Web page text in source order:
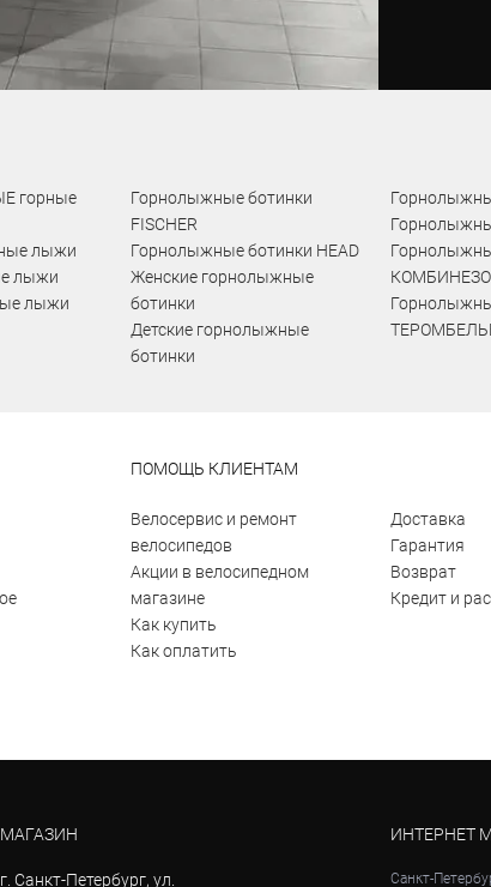
горные
лыжи
лыжи
лыжи
Горнолыжные ботинки
FISCHER
Горнолыжные ботинки HEAD
Женские горнолыжные
ботинки
Детские горнолыжные
ботинки
ПОМОЩЬ КЛИЕНТАМ
Велосервис и ремонт
велосипедов
Акции в велосипедном
магазине
Как купить
Как оплатить
Доставка
Гарантия
Возврат
Кредит и
МАГАЗИН
г. Санкт-Петербург, ул.
ИНТЕРНЕТ
Санкт-